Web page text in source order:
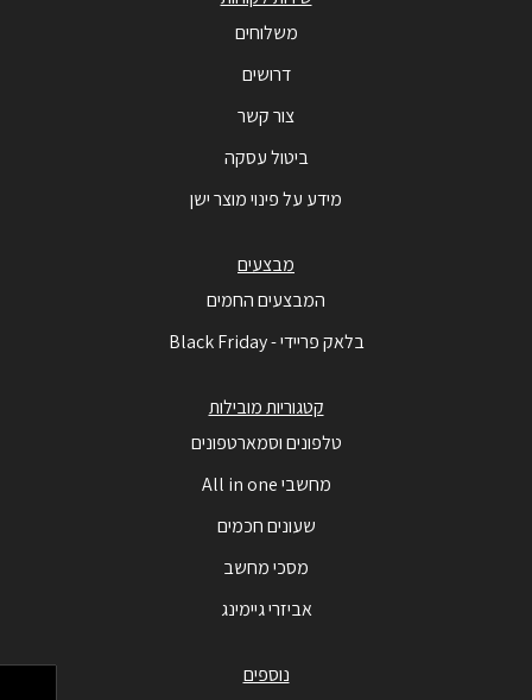
משלוחים
דרושים
צור קשר
ביטול עסקה
מידע על פינוי מוצר ישן
מבצעים
המבצעים החמים
בלאק פריידי - Black Friday
קטגוריות מובילות
טלפונים וסמארטפונים
מחשבי All in one
שעונים חכמים
מסכי מחשב
אביזרי גיימינג
נוספים